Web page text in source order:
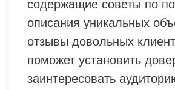
содержащие советы по
описания уникальных
отзывы довольных
поможет установить
заинтересовать